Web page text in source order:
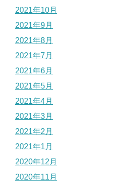
2021年10月
2021年9月
2021年8月
2021年7月
2021年6月
2021年5月
2021年4月
2021年3月
2021年2月
2021年1月
2020年12月
2020年11月